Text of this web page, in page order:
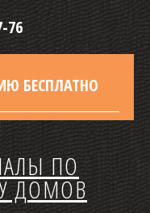
76
БЕСПЛАТНО
ПО
ДОМОВ